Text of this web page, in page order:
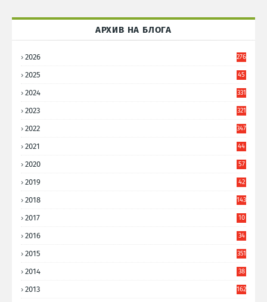
АРХИВ НА БЛОГА
2026 276
2025
45
2024 331
2023 321
2022 347
2021
44
2020
57
2019
42
2018 143
2017
10
2016
34
2015 351
2014
38
2013 162